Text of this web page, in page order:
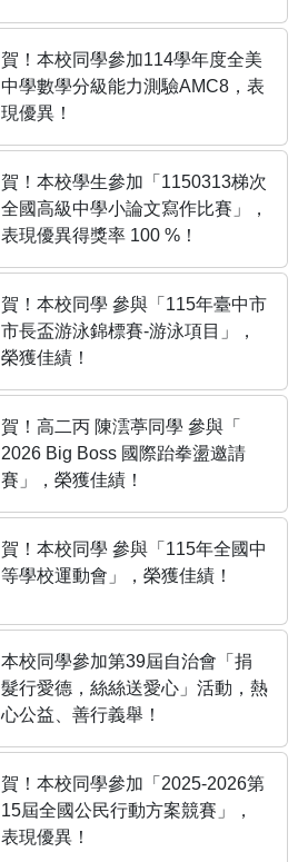
賀！本校同學參加114學年度全美
中學數學分級能力測驗AMC8，表
現優異！
賀！本校學生參加「1150313梯次
全國高級中學小論文寫作比賽」，
表現優異得獎率 100 %！
賀！本校同學 參與「115年臺中市
市長盃游泳錦標賽-游泳項目」，
榮獲佳績！
賀！高二丙 陳澐葶同學 參與「
2026 Big Boss 國際跆拳盪邀請
賽」，榮獲佳績！
賀！本校同學 參與「115年全國中
等學校運動會」，榮獲佳績！
本校同學參加第39屆自治會「捐
髮行愛德，絲絲送愛心」活動，熱
心公益、善行義舉！
賀！本校同學參加「2025-2026第
15屆全國公民行動方案競賽」，
表現優異！